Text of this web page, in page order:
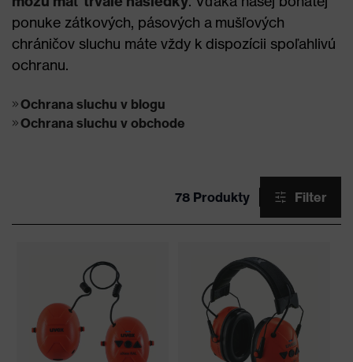
ponuke zátkových, pásových a mušľových
chráničov sluchu máte vždy k dispozícii spoľahlivú
ochranu.
Ochrana sluchu v blogu
Ochrana sluchu v obchode
78 Produkty Filter